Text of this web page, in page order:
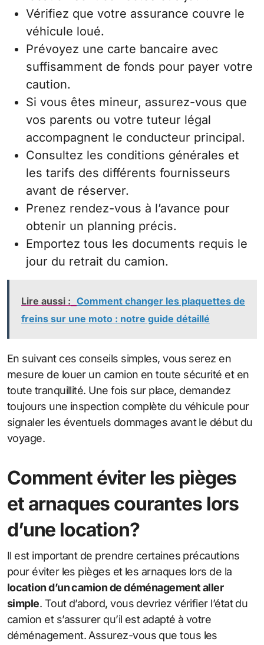
Vérifiez que votre assurance couvre le
véhicule loué.
Prévoyez une carte bancaire avec
suffisamment de fonds pour payer votre
caution.
Si vous êtes mineur, assurez-vous que
vos parents ou votre tuteur légal
accompagnent le conducteur principal.
Consultez les conditions générales et
les tarifs des différents fournisseurs
avant de réserver.
Prenez rendez-vous à l’avance pour
obtenir un planning précis.
Emportez tous les documents requis le
jour du retrait du camion.
Lire aussi : Comment changer les plaquettes de
freins sur une moto : notre guide détaillé
En suivant ces conseils simples, vous serez en
mesure de louer un camion en toute sécurité et en
toute tranquillité. Une fois sur place, demandez
toujours une inspection complète du véhicule pour
signaler les éventuels dommages avant le début du
voyage.
Comment éviter les pièges
et arnaques courantes lors
d’une location?
Il est important de prendre certaines précautions
pour éviter les pièges et les arnaques lors de la
location d’un camion de déménagement aller
simple. Tout d’abord, vous devriez vérifier l’état du
camion et s’assurer qu’il est adapté à votre
déménagement. Assurez-vous que tous les